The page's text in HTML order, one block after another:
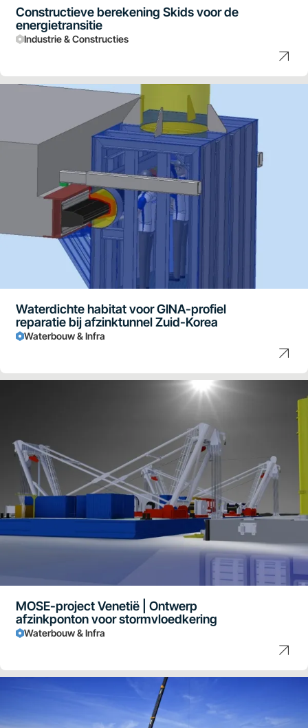
Constructieve berekening Skids voor de
energietransitie
Industrie & Constructies
Waterdichte habitat voor GINA-profiel
reparatie bij afzinktunnel Zuid-Korea
Waterbouw & Infra
MOSE-project Venetië | Ontwerp
afzinkponton voor stormvloedkering
Waterbouw & Infra